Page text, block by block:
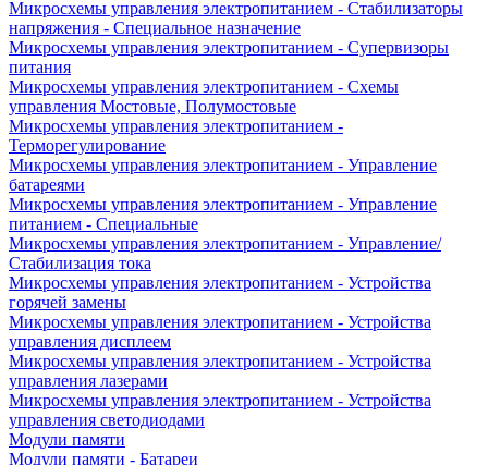
Микросхемы управления электропитанием - Стабилизаторы
напряжения - Специальное назначение
Микросхемы управления электропитанием - Супервизоры
питания
Микросхемы управления электропитанием - Схемы
управления Мостовые, Полумостовые
Микросхемы управления электропитанием -
Терморегулирование
Микросхемы управления электропитанием - Управление
батареями
Микросхемы управления электропитанием - Управление
питанием - Специальные
Микросхемы управления электропитанием - Управление/
Стабилизация тока
Микросхемы управления электропитанием - Устройства
горячей замены
Микросхемы управления электропитанием - Устройства
управления дисплеем
Микросхемы управления электропитанием - Устройства
управления лазерами
Микросхемы управления электропитанием - Устройства
управления светодиодами
Модули памяти
Модули памяти - Батареи